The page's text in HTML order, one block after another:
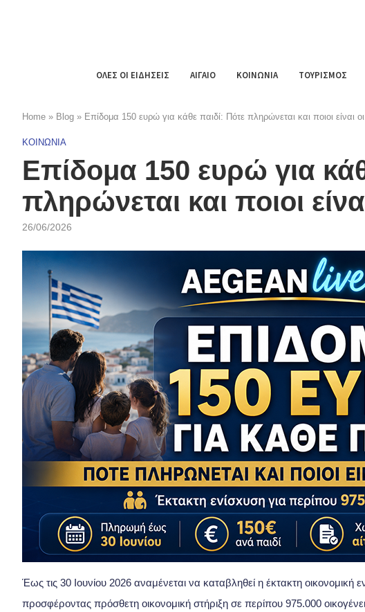
ΟΛΕΣ ΟΙ ΕΙΔΗΣΕΙΣ ΑΙΓΑΙΟ ΚΟΙΝΩΝΙΑ ΤΟΥΡΙΣΜΟΣ
Home » Blog » Επίδομα 150 ευρώ για κάθε παιδί: Πότε πληρώνεται και ποιοι είναι οι
ΚΟΙΝΩΝΙΑ
Επίδομα 150 ευρώ για
πληρώνεται και ποιοι
26/06/2026
Έως τις 30 Ιουνίου 2026 αναμένεται να καταβληθεί η έκτακτη
προσφέροντας πρόσθετη οικονομική στήριξη σε περίπου 975.000